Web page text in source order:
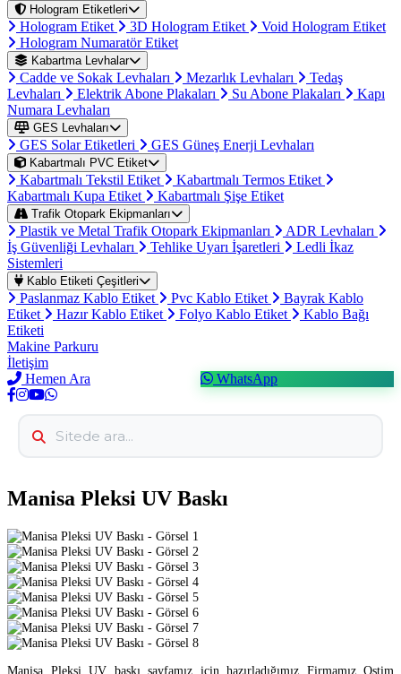
Hologram Etiketleri
Hologram Etiket 3D Hologram Etiket
Void Hologram Etiket
Hologram Numaratör Etiket
Kabartma Levhalar
Cadde ve Sokak Levhaları Mezarlık Levhaları
Tedaş
Levhaları
Elektrik Abone Plakaları Su Abone Plakaları
Kapı
Numara Levhaları
GES Levhaları
GES Solar Etiketleri GES Güneş Enerji Levhaları
Kabartmalı PVC Etiket
Kabartmalı Tekstil Etiket
Kabartmalı Termos Etiket
Kabartmalı Kupa Etiket
Kabartmalı Şişe Etiket
Trafik Otopark Ekipmanları
Plastik ve Metal Trafik Otopark Ekipmanları
ADR Levhaları
İş Güvenliği Levhaları
Tehlike Uyarı İşaretleri
Ledli İkaz
Sistemleri
Kablo Etiketi Çeşitleri
Paslanmaz Kablo Etiket Pvc Kablo Etiket
Bayrak Kablo
Etiket
Hazır Kablo Etiket Folyo Kablo Etiket
Kablo Bağı
Etiketi
Makine Parkuru
İletişim
Hemen Ara
WhatsApp
Manisa Pleksi UV Baskı
Manisa Pleksi UV baskı sayfamız için hazırladığımız Firmamız Ostim